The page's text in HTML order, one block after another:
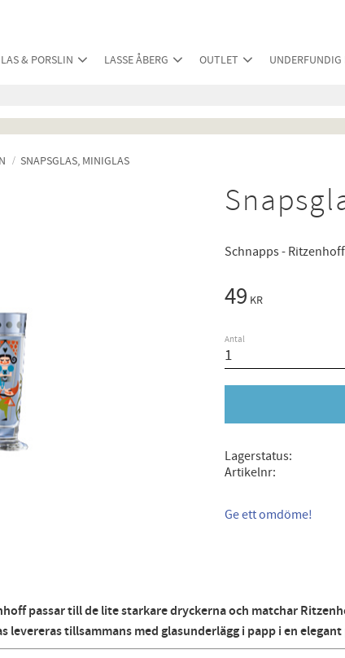
& PORSLIN LASSE ÅBERG OUTLET UNDERFUNDIG
SNAPSGLAS, MINIGLAS
Schnapps - Ritzenhoff
49 KR
Antal
Lagerstatus
Artikelnr
Ge ett omdöme!
passar till de lite starkare dryckerna och matchar
levereras tillsammans med glasunderlägg i papp i en